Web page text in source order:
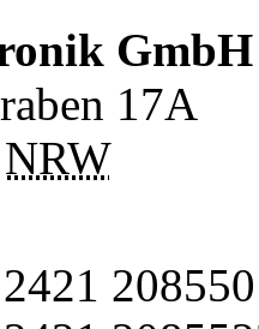
GmbH
17A
NRW
208550